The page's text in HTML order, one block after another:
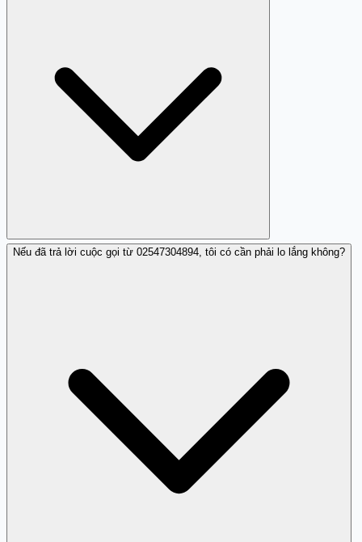
Hiện chưa có thông tin về lừa đảo từ số này, nhưng nó
Nếu đã trả lời cuộc gọi từ 02547304894, tôi có cần phải lo lắng không?